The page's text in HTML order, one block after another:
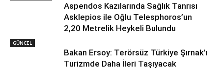
Aspendos Kazılarında Sağlık Tanrısı
Asklepios ile Oğlu Telesphoros’un
2,20 Metrelik Heykeli Bulundu
GÜNCEL
Bakan Ersoy: Terörsüz Türkiye Şırnak’ı
Turizmde Daha İleri Taşıyacak